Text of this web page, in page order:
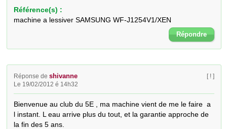
Référence(s) :
machine a lessiver SAMSUNG WF-J1254V1/XEN
Répondre
Réponse deshivanne
Le 19/02/2012 é 14h32
[ ! ]
Bienvenue au club du 5E , ma machine vient de me le faire  a
l instant. L eau arrive plus du tout, et la garantie approche de
la fin des 5 ans.